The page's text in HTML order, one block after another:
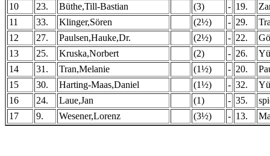
10
23. Büthe,Till-Bastian (3) - 19.
11
33. Klinger,Sören (2½) - 29.
12
27. Paulsen,Hauke,Dr. (2½) - 22.
13
25. Kruska,Norbert (2) - 26.
14
31. Tran,Melanie (1½) - 20.
15
30. Harting-Maas,Daniel (1½) - 32.
16
24. Laue,Jan (1) - 35.
17
9. Wesener,Lorenz (3½) - 13.